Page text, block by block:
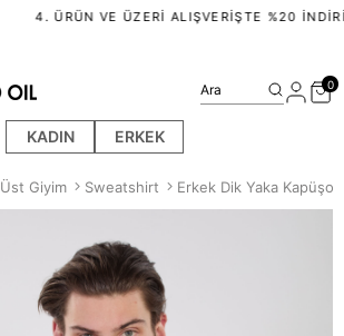
4. ÜRÜN VE ÜZERI ALIŞVERIŞTE %20
KADIN ERKEK
Ara 0
Üst Giyim Sweatshirt